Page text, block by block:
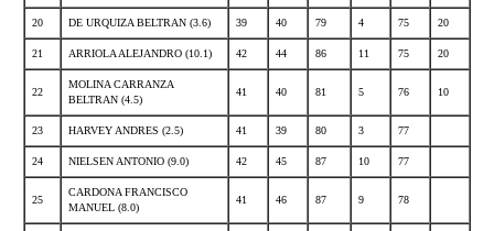
20 DE URQUIZA BELTRAN (3.6) 39 40 79 4 75 20
21 ARRIOLA ALEJANDRO (10.1) 42 44 86 11 75 20
22
MOLINA CARRANZA
BELTRAN (4.5)
41 40 81 5 76 10
23 HARVEY ANDRES (2.5) 41 39 80 3 77
24 NIELSEN ANTONIO (9.0) 42 45 87 10 77
25
CARDONA FRANCISCO
MANUEL (8.0)
41 46 87 9 78